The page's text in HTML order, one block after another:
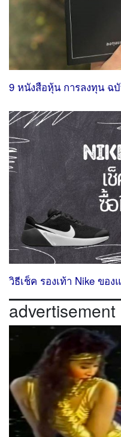
9 หนังสือหุ้น การลงทุน ฉ
วิธีเช็ค รองเท้า Nike ขอ
advertisement